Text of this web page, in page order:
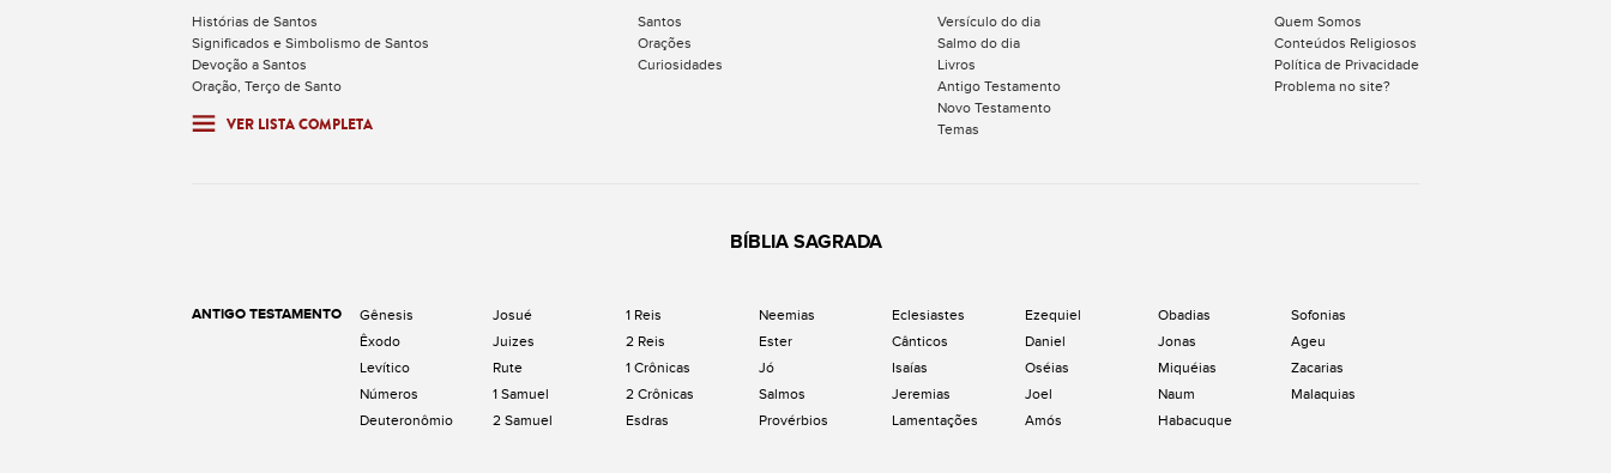
Histórias de Santos
Significados e Simbolismo de Santos
Devoção a Santos
Oração, Terço de Santo
VER LISTA COMPLETA
Santos
Orações
Curiosidades
Versículo do dia
Salmo do dia
Livros
Antigo Testamento
Novo Testamento
Temas
Quem Somos
Conteúdos Religiosos
Política de Privacidade
Problema no site?
BÍBLIA SAGRADA
ANTIGO TESTAMENTO
Gênesis
Êxodo
Levítico
Números
Deuteronômio
Josué
Juizes
Rute
1 Samuel
2 Samuel
1 Reis
2 Reis
1 Crônicas
2 Crônicas
Esdras
Neemias
Ester
Jó
Salmos
Provérbios
Eclesiastes
Cânticos
Isaías
Jeremias
Lamentações
Ezequiel
Daniel
Oséias
Joel
Amós
Obadias
Jonas
Miquéias
Naum
Habacuque
Sofonias
Ageu
Zacarias
Malaquias